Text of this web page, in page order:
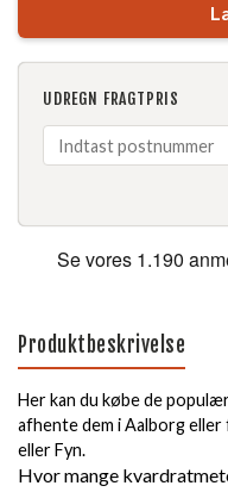
UDREGN FRAGTPRIS
Produktbeskrivelse
Her kan du købe de
afhente dem i Aalborg eller
eller Fyn.
Hvor mange